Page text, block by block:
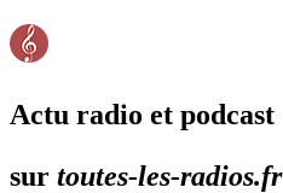
Actu radio et podcast
sur toutes-les-radios.fr